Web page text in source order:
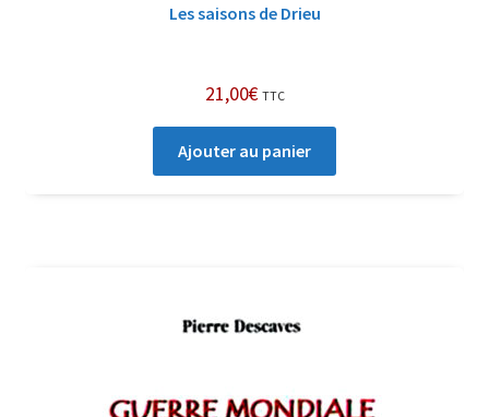
Les saisons de Drieu
21,00€ TTC
Ajouter au panier